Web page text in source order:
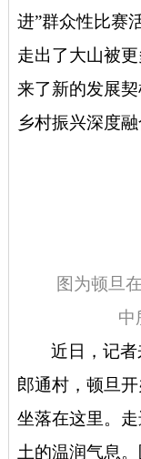
进”群众性比赛
走出了大山被
来了新的发展
乡村振兴深度融
图为顿旦
中
近日，记
郎通村，顿旦
坐落在这里。
土的温润气息